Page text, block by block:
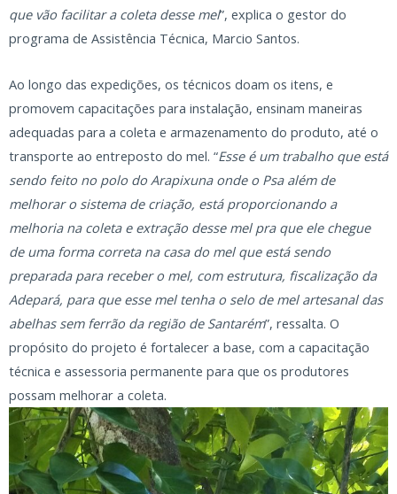
que vão facilitar a coleta desse mel”, explica o gestor do
programa de Assistência Técnica, Marcio Santos.
Ao longo das expedições, os técnicos doam os itens, e
promovem capacitações para instalação, ensinam maneiras
adequadas para a coleta e armazenamento do produto, até o
transporte ao entreposto do mel. “Esse é um trabalho que está
sendo feito no polo do Arapixuna onde o Psa além de
melhorar o sistema de criação, está proporcionando a
melhoria na coleta e extração desse mel pra que ele chegue
de uma forma correta na casa do mel que está sendo
preparada para receber o mel, com estrutura, fiscalização da
Adepará, para que esse mel tenha o selo de mel artesanal das
abelhas sem ferrão da região de Santarém”, ressalta. O
propósito do projeto é fortalecer a base, com a capacitação
técnica e assessoria permanente para que os produtores
possam melhorar a coleta.